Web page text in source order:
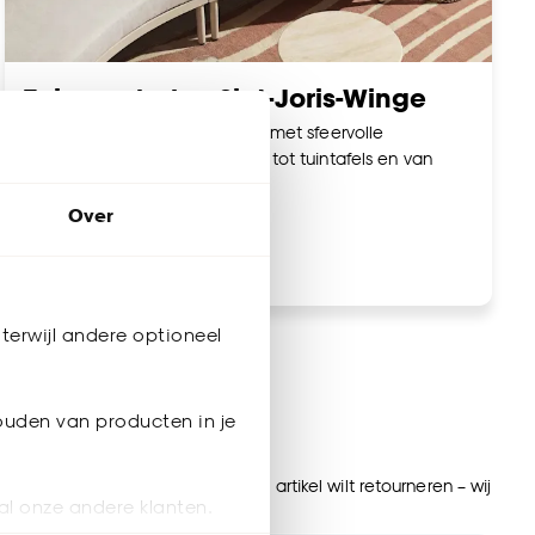
Over
andere optioneel
van producten in je
onze andere klanten.
Tuinmeubelen Sint-Joris-Winge
Maak jouw tuin nóg gezelliger met sfeervolle
tuinmeubelen. Van loungesets tot tuintafels en van
voor gordijnen op maat, of een artikel wilt retourneren – wij